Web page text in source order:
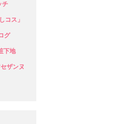
チ
コス」
グ
下地
ザンヌ